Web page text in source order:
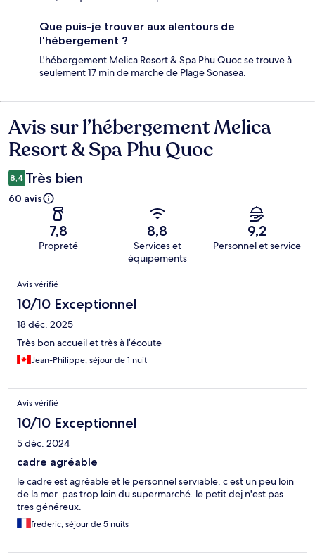
Que puis-je trouver aux alentours de
l'hébergement ?
L'hébergement Melica Resort & Spa Phu Quoc se trouve à
seulement 17 min de marche de Plage Sonasea.
Avis
Avis sur l’hébergement Melica
Resort & Spa Phu Quoc
8,4 Très bien
60 avis
7,8
Propreté
8,8
Services et
équipements
9,2
Personnel et service
Avis
Avis vérifié
10/10 Exceptionnel
18 déc. 2025
Très bon accueil et très à l’écoute
Jean-Philippe, séjour de 1 nuit
Avis vérifié
10/10 Exceptionnel
5 déc. 2024
cadre agréable
le cadre est agréable et le personnel serviable. c est un peu loin
de la mer. pas trop loin du supermarché. le petit dej n'est pas
tres généreux.
frederic, séjour de 5 nuits